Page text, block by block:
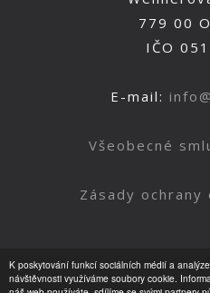
K poskytování funkcí sociálních médií a
návštěvnosti využíváme soubory cookie.
779 00
IČO
E-mail:
Všeobecné
Zásady ochrany